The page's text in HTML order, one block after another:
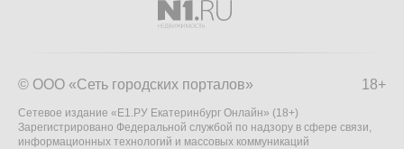
18+
© ООО «Сеть городских порталов»
Сетевое издание «Е1.РУ Екатеринбург Онлайн» (18+)
Зарегистрировано Федеральной службой по надзору в сфере связи,
информационных технологий и массовых коммуникаций